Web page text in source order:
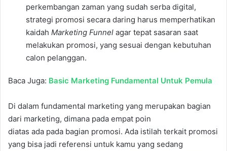
perkembangan zaman yang sudah serba digital,
strategi promosi secara daring harus memperhatikan
kaidah Marketing Funnel agar tepat sasaran saat
melakukan promosi, yang sesuai dengan kebutuhan
calon pelanggan.
Baca Juga: Basic Marketing Fundamental Untuk Pemula
Di dalam fundamental marketing yang merupakan bagian
dari marketing, dimana pada empat poin
diatas ada pada bagian promosi. Ada istilah terkait promosi
yang bisa jadi referensi untuk kamu yang sedang